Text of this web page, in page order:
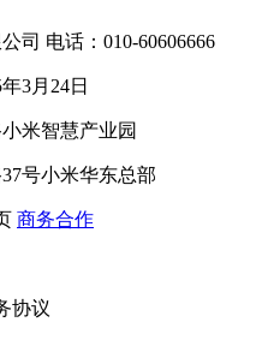
司 电话：010-60606666
3月24日
米智慧产业园
号小米华东总部
商务合作
协议